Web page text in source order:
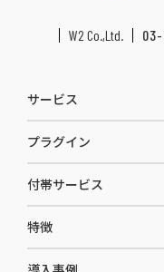
W2 Co.,Ltd.
サービス
W2 Commerce
W2 Commerce BtoB
プラグイン
AI buddy
付帯サービス
特徴